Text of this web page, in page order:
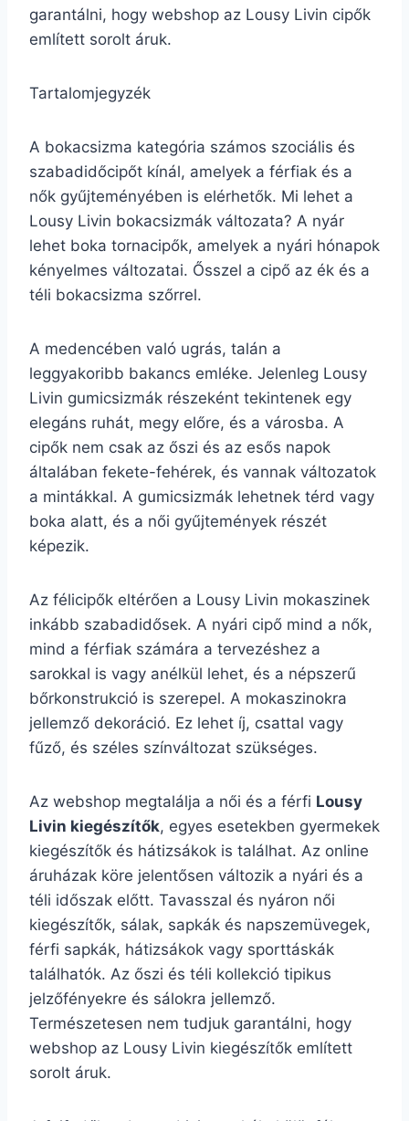
garantálni, hogy webshop az Lousy Livin cipők
említett sorolt áruk.
Tartalomjegyzék
A bokacsizma kategória számos szociális és
szabadidőcipőt kínál, amelyek a férfiak és a
nők gyűjteményében is elérhetők. Mi lehet a
Lousy Livin bokacsizmák változata? A nyár
lehet boka tornacipők, amelyek a nyári hónapok
kényelmes változatai. Ősszel a cipő az ék és a
téli bokacsizma szőrrel.
A medencében való ugrás, talán a
leggyakoribb bakancs emléke. Jelenleg Lousy
Livin gumicsizmák részeként tekintenek egy
elegáns ruhát, megy előre, és a városba. A
cipők nem csak az őszi és az esős napok
általában fekete-fehérek, és vannak változatok
a mintákkal. A gumicsizmák lehetnek térd vagy
boka alatt, és a női gyűjtemények részét
képezik.
Az félicipők eltérően a Lousy Livin mokaszinek
inkább szabadidősek. A nyári cipő mind a nők,
mind a férfiak számára a tervezéshez a
sarokkal is vagy anélkül lehet, és a népszerű
bőrkonstrukció is szerepel. A mokaszinokra
jellemző dekoráció. Ez lehet íj, csattal vagy
fűző, és széles színváltozat szükséges.
Az webshop megtalálja a női és a férfi Lousy
Livin kiegészítők, egyes esetekben gyermekek
kiegészítők és hátizsákok is találhat. Az online
áruházak köre jelentősen változik a nyári és a
téli időszak előtt. Tavasszal és nyáron női
kiegészítők, sálak, sapkák és napszemüvegek,
férfi sapkák, hátizsákok vagy sporttáskák
találhatók. Az őszi és téli kollekció tipikus
jelzőfényekre és sálokra jellemző.
Természetesen nem tudjuk garantálni, hogy
webshop az Lousy Livin kiegészítők említett
sorolt áruk.